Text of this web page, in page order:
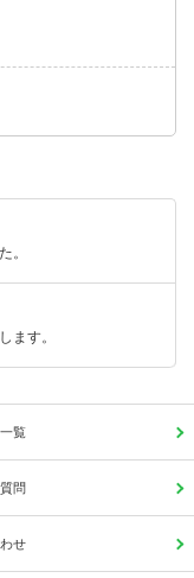
。
ます。
覧
問
せ